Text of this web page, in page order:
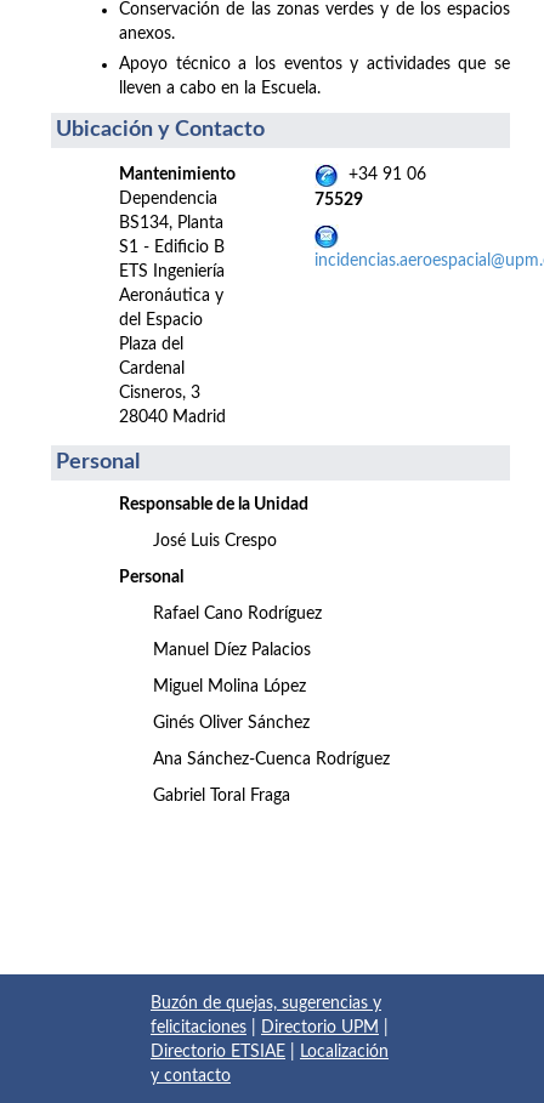
Conservación de las zonas verdes y de los espacios
anexos.
Apoyo técnico a los eventos y actividades que se
lleven a cabo en la Escuela.
Ubicación y Contacto
Mantenimiento
Dependencia
BS134, Planta
S1 - Edificio B
ETS Ingeniería
Aeronáutica y
del Espacio
Plaza del
Cardenal
Cisneros, 3
28040 Madrid
+34 91 06
75529
Personal
Responsable de la Unidad
José Luis Crespo
Personal
Rafael Cano Rodríguez
Manuel Díez Palacios
Miguel Molina López
Ginés Oliver Sánchez
Ana Sánchez-Cuenca Rodríguez
Gabriel Toral Fraga
Buzón de quejas, sugerencias y
felicitaciones
Directorio UPM
Directorio ETSIAE
Localización
y contacto